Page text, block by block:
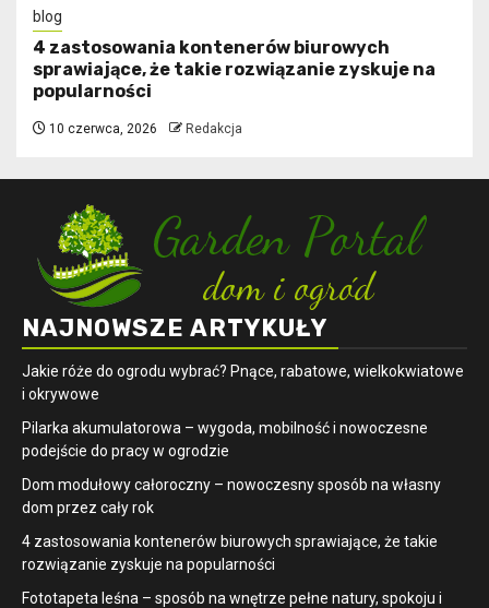
blog
4 zastosowania kontenerów biurowych
sprawiające, że takie rozwiązanie zyskuje na
popularności
10 czerwca, 2026 Redakcja
NAJNOWSZE ARTYKUŁY
Jakie róże do ogrodu wybrać? Pnące, rabatowe, wielkokwiatowe
i okrywowe
Pilarka akumulatorowa – wygoda, mobilność i nowoczesne
podejście do pracy w ogrodzie
Dom modułowy całoroczny – nowoczesny sposób na własny
dom przez cały rok
4 zastosowania kontenerów biurowych sprawiające, że takie
rozwiązanie zyskuje na popularności
​Fototapeta leśna – sposób na wnętrze pełne natury, spokoju i